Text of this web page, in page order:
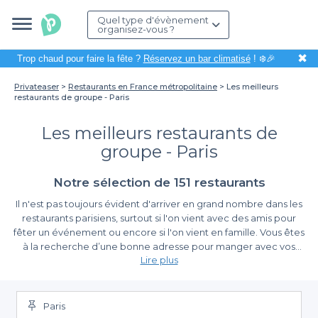
Quel type d'évènement
organisez-vous ?
Trop chaud pour faire la fête ? Réservez un bar climatisé! ❄️🎉 ✖
Privateaser Restaurants en France métropolitaine
Les meilleurs
restaurants de groupe - Paris
Les meilleurs restaurants de
groupe - Paris
Notre sélection de 151 restaurants
Il n'est pas toujours évident d'arriver en grand nombre dans les
restaurants parisiens, surtout si l'on vient avec des amis pour
fêter un événement ou encore si l'on vient en famille. Vous êtes
à la recherche d’une bonne adresse pour manger avec vos
proches ou pour organiser une grande tablée ? Nous vous
Réservez un établissement parmi cetop restaurant pour
groupe à Paris
tous les jours ! Quel que soit le programme de votre journée ou
soirée, pour un déjeuner ou un dîner, ces lieux au décor
Lire plus
Paris